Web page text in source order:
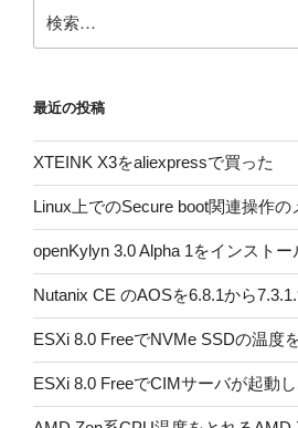
索:
最近の投稿
XTEINK X3をaliexpressで買った
Linux上でのSecure boot関連操作の
openKylyn 3.0 Alpha 1をインストー
Nutanix CE のAOSを6.8.1から
ESXi 8.0 FreeでNVMe SSDの温度
ESXi 8.0 FreeでCIMサーバが起動